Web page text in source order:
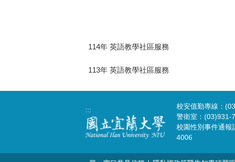
114年 英語教學社區服務
113年 英語教學社區服務
:::
校安值勤專線：
警衛室：(03)931-
校園性別事件通報
4006